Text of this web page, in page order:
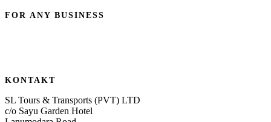
FOR ANY BUSINESS
KONTAKT
SL Tours & Transports (PVT) LTD
c/o Sayu Garden Hotel